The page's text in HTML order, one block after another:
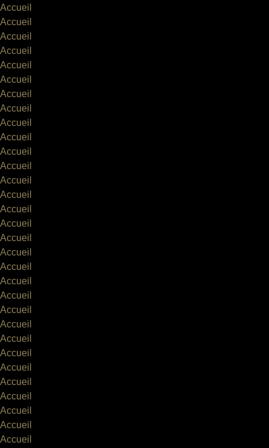
Accueil
Accueil
Accueil
Accueil
Accueil
Accueil
Accueil
Accueil
Accueil
Accueil
Accueil
Accueil
Accueil
Accueil
Accueil
Accueil
Accueil
Accueil
Accueil
Accueil
Accueil
Accueil
Accueil
Accueil
Accueil
Accueil
Accueil
Accueil
Accueil
Accueil
Accueil